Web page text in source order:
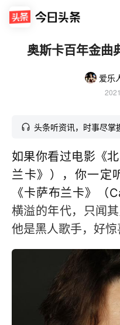
奥斯卡百年金曲
爱乐
头条听资讯，时事尽掌
如果你看过电影《
兰卡》），你一定
《卡萨布兰卡》（
横溢的年代，只闻
他是黑人歌手，好惊